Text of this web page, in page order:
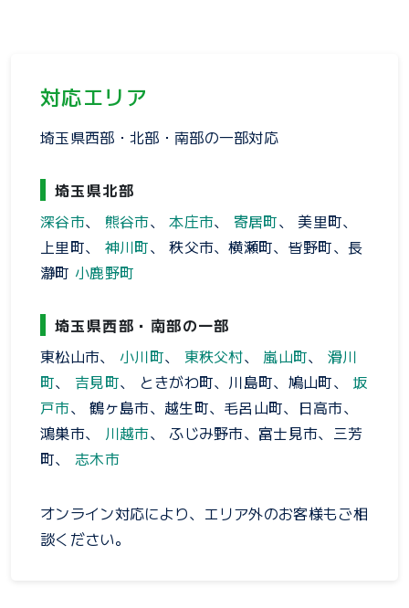
対応エリア
埼玉県西部・北部・南部の一部対応
埼玉県北部
深谷市、 熊谷市、本庄市、 寄居町、 美里町、
上里町、 神川町、 秩父市、横瀬町、皆野町、長
瀞町 小鹿野町
埼玉県西部・南部の一部
東松山市、 小川町、 東秩父村、 嵐山町、滑川
町、 吉見町、 ときがわ町、川島町、鳩山町、 坂
戸市、 鶴ヶ島市、越生町、毛呂山町、日高市、
鴻巣市、 川越市、 ふじみ野市、富士見市、三芳
町、 志木市
オンライン対応により、エリア外のお客様もご相
談ください。